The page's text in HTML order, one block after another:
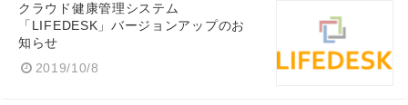
クラウド健康管理システム
「LIFEDESK」バージョンアップのお
知らせ
2019/10/8